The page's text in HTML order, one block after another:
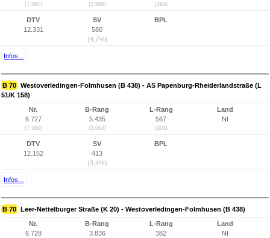
(7.561) (2.998) (293)
DTV
12.331
SV
580
(4,7%)
BPL
Infos...
B 70 Westoverledingen-Folmhusen (B 438) - AS Papenburg-Rheiderlandstraße (L
51/K 158)
Nr.
6.727
(7.560)
B-Rang
5.435
(3.063)
L-Rang
567
(301)
Land
NI
DTV
12.152
SV
413
(3,4%)
BPL
Infos...
B 70 Leer-Nettelburger Straße (K 20) - Westoverledingen-Folmhusen (B 438)
Nr.
6.728
B-Rang
3.836
L-Rang
382
Land
NI